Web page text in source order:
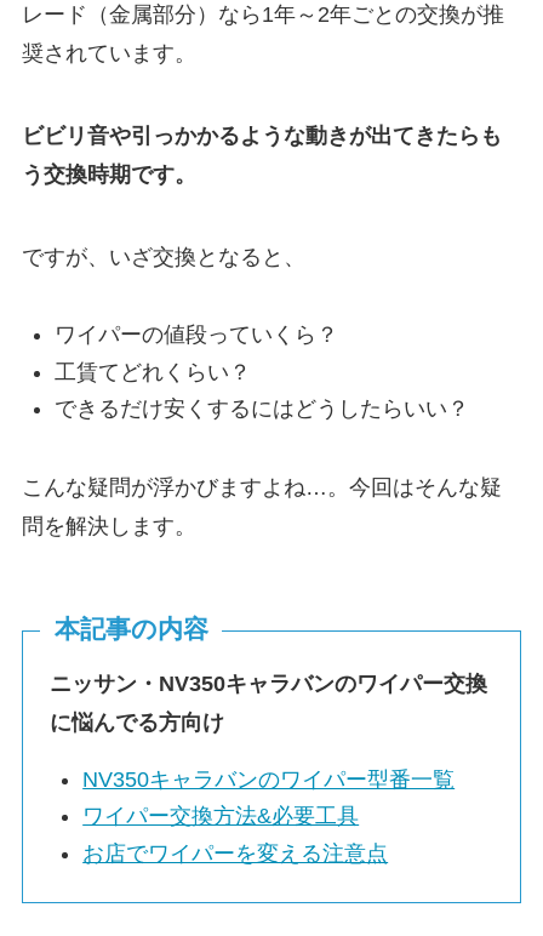
レード（金属部分）なら1年～2年ごとの交換が推
奨されています。
ビビリ音や引っかかるような動きが出てきたらも
う交換時期です。
ですが、いざ交換となると、
ワイパーの値段っていくら？
工賃てどれくらい？
できるだけ安くするにはどうしたらいい？
こんな疑問が浮かびますよね…。今回はそんな疑
問を解決します。
本記事の内容
ニッサン・ NV350キャラバンのワイパー交換
に悩んでる方向け
NV350キャラバンのワイパー型番一覧
ワイパー交換方法&必要工具
お店でワイパーを変える注意点